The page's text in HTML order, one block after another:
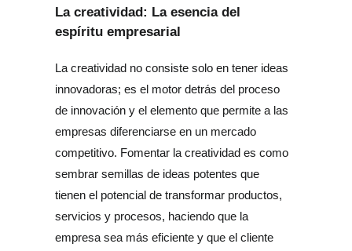
La creatividad: La esencia del
espíritu empresarial
La creatividad no consiste solo en tener ideas
innovadoras; es el motor detrás del proceso
de innovación y el elemento que permite a las
empresas diferenciarse en un mercado
competitivo. Fomentar la creatividad es como
sembrar semillas de ideas potentes que
tienen el potencial de transformar productos,
servicios y procesos, haciendo que la
empresa sea más eficiente y que el cliente